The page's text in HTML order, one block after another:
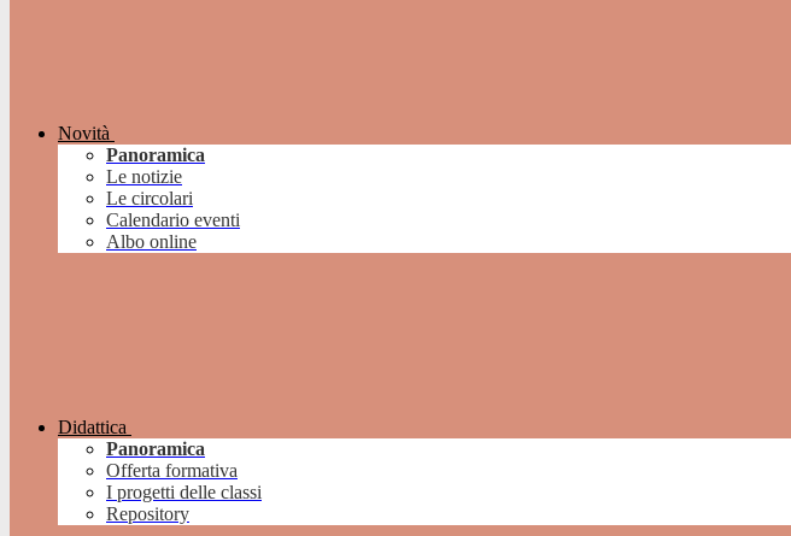
Novità
Panoramica
Le notizie
Le circolari
Calendario eventi
Albo online
Didattica
Panoramica
Offerta formativa
I progetti delle classi
Repository